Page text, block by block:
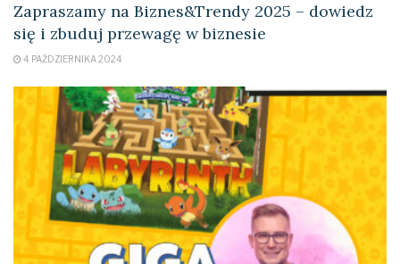
Zapraszamy na Biznes&Trendy 2025 – dowiedz
się i zbuduj przewagę w biznesie
4 PAŹDZIERNIKA 2024